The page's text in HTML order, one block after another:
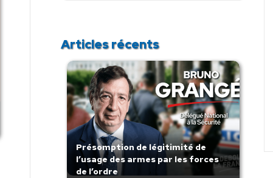
Articles récents
Présomption de légitimité de
l’usage des armes par les forces
de l’ordre